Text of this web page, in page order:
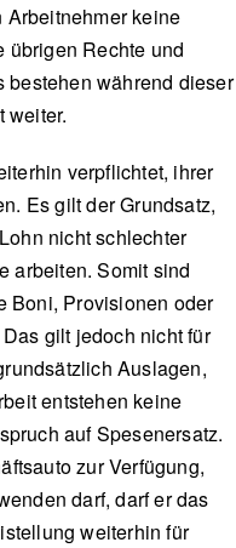
keine
übrigen Rechte und
bestehen während dieser
weiter.
verpflichtet, ihrer
Es gilt der Grundsatz,
nicht schlechter
arbeiten. Somit sind
Boni, Provisionen oder
gilt jedoch nicht für
Auslagen,
entstehen keine
auf Spesenersatz.
zur Verfügung,
darf, darf er das
weiterhin für